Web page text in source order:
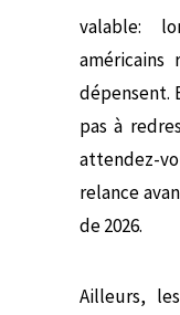
valable:
dépensent.
pas à
attendez-
relance
de 2026.
Ailleurs,